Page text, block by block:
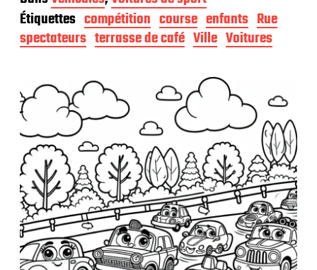
t
e
d
e
b
l
i
c
a
t
i
o
n
Étiquettes compétition course enfants Rue
spectateurs terrasse de café Ville Voitures